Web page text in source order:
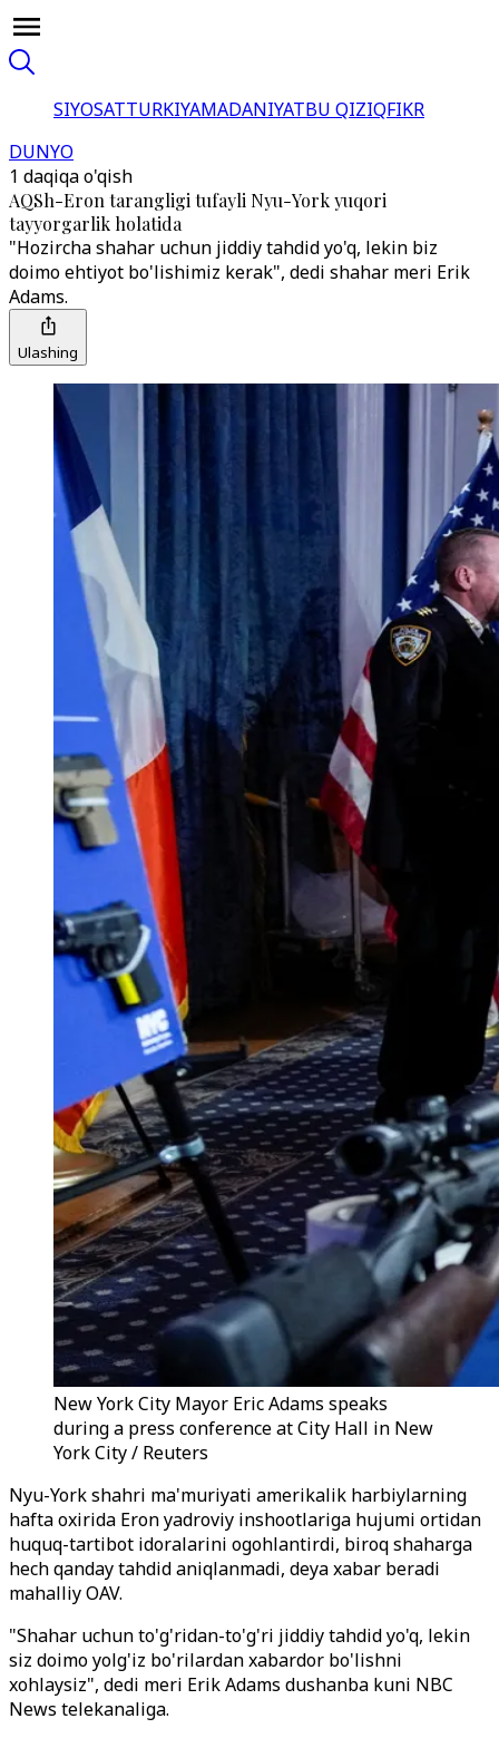
SIYOSATTURKIYAMADANIYATBU QIZIQFIKR
DUNYO
1 daqiqa o'qish
AQSh-Eron tarangligi tufayli Nyu-York yuqori
tayyorgarlik holatida
"Hozircha shahar uchun jiddiy tahdid yo'q, lekin biz
doimo ehtiyot bo'lishimiz kerak", dedi shahar meri Erik
Adams.
Ulashing
New York City Mayor Eric Adams speaks
during a press conference at City Hall in New
York City / Reuters
Nyu-York shahri ma'muriyati amerikalik harbiylarning
hafta oxirida Eron yadroviy inshootlariga hujumi ortidan
huquq-tartibot idoralarini ogohlantirdi, biroq shaharga
hech qanday tahdid aniqlanmadi, deya xabar beradi
mahalliy OAV.
"Shahar uchun to'g'ridan-to'g'ri jiddiy tahdid yo'q, lekin
siz doimo yolg'iz bo'rilardan xabardor bo'lishni
xohlaysiz", dedi meri Erik Adams dushanba kuni NBC
News telekanaliga.